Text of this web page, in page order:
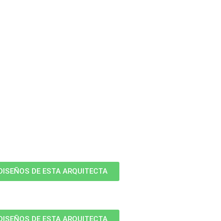
DE ESTA ARQUITECTA
DE ESTA ARQUITECTA